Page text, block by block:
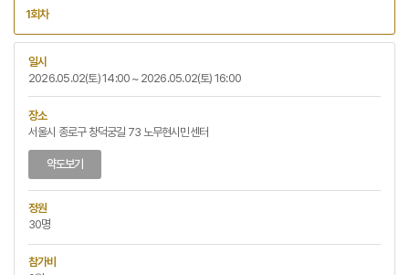
1회차
일시
2026.05.02(토) 14:00 ~ 2026.05.02(토) 16:00
장소
서울시 종로구 창덕궁길 73 노무현시민센터
약도보기
정원
30명
참가비